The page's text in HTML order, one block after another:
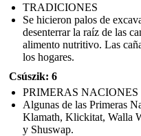
TRADICIONES
Se hicieron palos de
desenterrar la raíz de las
alimento nutritivo. Las
los hogares.
Csúszik: 6
PRIMERAS
Algunas de las Primeras
Klamath, Klickitat, Walla
y Shuswap.